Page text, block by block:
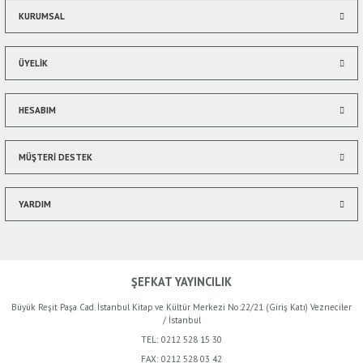
Bu ürüne benzer farklı alternatifler olmalı.
KURUMSAL
ÜYELİK
HESABIM
MÜŞTERİ DESTEK
YARDIM
ŞEFKAT YAYINCILIK
Büyük Reşit Paşa Cad. İstanbul Kitap ve Kültür Merkezi No:22/21 (Giriş Katı) Vezneciler
/ İstanbul
TEL: 0212 528 15 30
FAX: 0212 528 03 42